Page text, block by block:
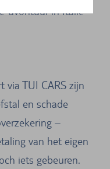
avontuur in Italië
via TUI CARS zijn
en schade
–
van het eigen
iets gebeuren.